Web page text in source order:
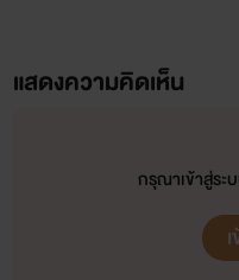
แสดงความคิดเห็น
กรุณาเข้าสู่ระ